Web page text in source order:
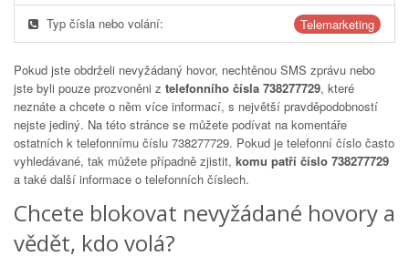
Telemarketing
Typ čísla nebo volání:
Pokud jste obdrželi nevyžádaný hovor, nechtěnou SMS zprávu nebo
jste byli pouze prozvoněni z telefonního čísla 738277729, které
neznáte a chcete o něm více informací, s největší pravděpodobností
nejste jediný. Na této stránce se můžete podívat na komentáře
ostatních k telefonnímu číslu 738277729. Pokud je telefonní číslo často
vyhledávané, tak můžete případně zjistit, komu patří číslo 738277729
a také další informace o telefonních číslech.
Chcete blokovat nevyžádané hovory a
vědět, kdo volá?